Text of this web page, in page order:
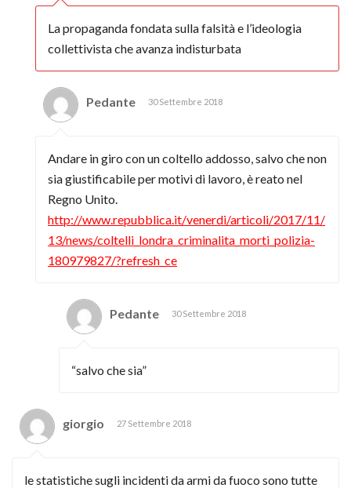
La propaganda fondata sulla falsità e l’ideologia
collettivista che avanza indisturbata
Pedante 30 Settembre 2018
Andare in giro con un coltello addosso, salvo che non
sia giustificabile per motivi di lavoro, è reato nel
Regno Unito.
http://www.repubblica.it/venerdi/articoli/2017/11/
13/news/coltelli_londra_criminalita_morti_polizia-
180979827/?refresh_ce
Pedante 30 Settembre 2018
“salvo che sia”
giorgio 27 Settembre 2018
le statistiche sugli incidenti da armi da fuoco sono tutte